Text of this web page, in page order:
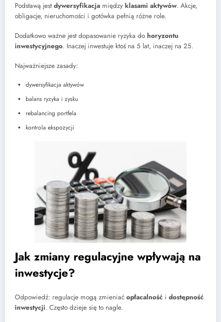
Podstawą jestdywersyfikacja między klasami aktywów. Akcje,
obligacje, nieruchomości i gotówka pełnią różne role.
Dodatkowo ważne jest dopasowanie ryzyka do horyzontu
inwestycyjnego. Inaczej inwestuje ktoś na 5 lat, inaczej na 25.
Najważniejsze zasady:
dywersyfikacja aktywów
balans ryzyka i zysku
rebalancing portfela
kontrola ekspozycji
Jak zmiany regulacyjne wpływają na
inwestycje?
Odpowiedź: regulacje mogą zmieniać opłacalność i dostępność
inwestycji. Często dzieje się to nagle.